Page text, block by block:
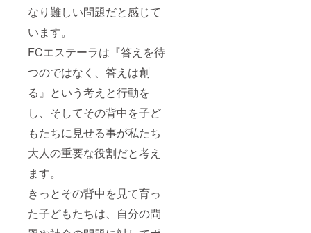
なり難しい問題だと感じて
います。
FCエステーラは『答えを待
つのではなく、答えは創
る』という考えと行動を
し、そしてその背中を子ど
もたちに見せる事が私たち
大人の重要な役割だと考え
ます。
きっとその背中を見て育っ
た子どもたちは、自分の問